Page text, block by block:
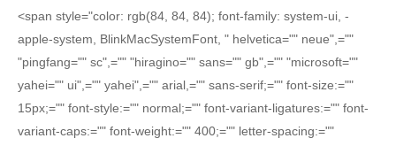
<span style="color: rgb(84, 84, 84); font-family: system-ui, -
apple-system, BlinkMacSystemFont, " helvetica="" neue",=""
"pingfang="" sc",="" "hiragino="" sans="" gb",="" "microsoft=""
yahei="" ui",="" yahei",="" arial,="" sans-serif;="" font-size:=""
15px;="" font-style:="" normal;="" font-variant-ligatures:="" font-
variant-caps:="" font-weight:="" 400;="" letter-spacing:=""